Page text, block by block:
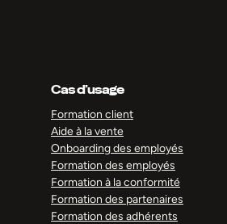
Cas d’usage
Formation client
Aide à la vente
Onboarding des employés
Formation des employés
Formation à la conformité
Formation des partenaires
Formation des adhérents